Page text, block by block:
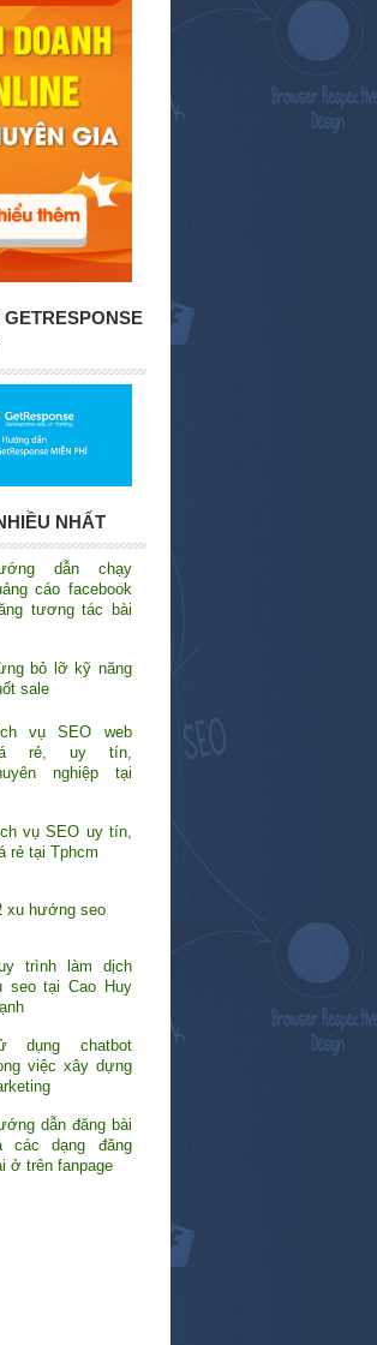
NHẤT
dẫn chạy
cáo facebook
tương tác bài
bỏ lỡ kỹ năng
sale
vụ SEO web
rẻ, uy tín,
nghiệp tại
vụ SEO uy tín,
rẻ tại Tphcm
xu hướng seo
trình làm dịch
seo tại Cao Huy
dụng chatbot
việc xây dựng
dẫn đăng bài
các dạng đăng
ở trên fanpage